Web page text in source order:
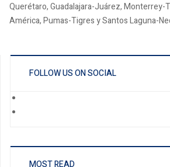
Querétaro, Guadalajara-Juárez, Monterrey-
América, Pumas-Tigres y Santos Laguna-
FOLLOW US ON SOCIAL
MOST READ